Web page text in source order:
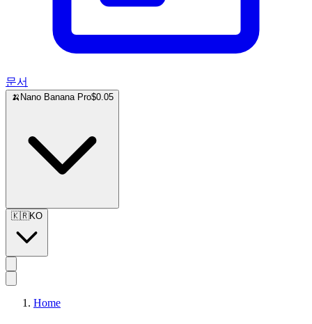
문서
🍌 Nano Banana Pro$0.05
🇰🇷KO
Home